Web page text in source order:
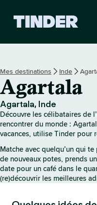
i
T
n
d
e
Mes destinations Inde
Agartala
Agartala, Inde
Découvre les célibataires de
rencontrer du monde :
vacances, utilise Tinder pour
Matche avec quelqu’un qui
de nouveaux potes, prends
date pour un café dans le
(re)découvrir les meilleures